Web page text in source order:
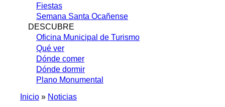
Fiestas
Semana Santa Ocañense
DESCUBRE
Oficina Municipal de Turismo
Qué ver
Dónde comer
Dónde dormir
Plano Monumental
Inicio Noticias